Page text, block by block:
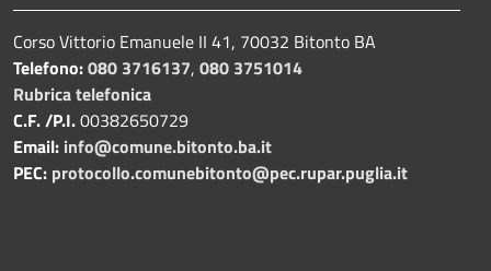
Corso Vittorio Emanuele II 41, 70032 Bitonto BA
Telefono:080 3716137, 080 3751014
Rubrica telefonica
C.F. /P.I.00382650729
Email: info@comune.bitonto.ba.it
PEC: protocollo.comunebitonto@pec.rupar.puglia.it